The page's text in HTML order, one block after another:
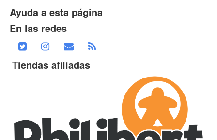
Ayuda a esta página
En las redes
Tiendas afiliadas